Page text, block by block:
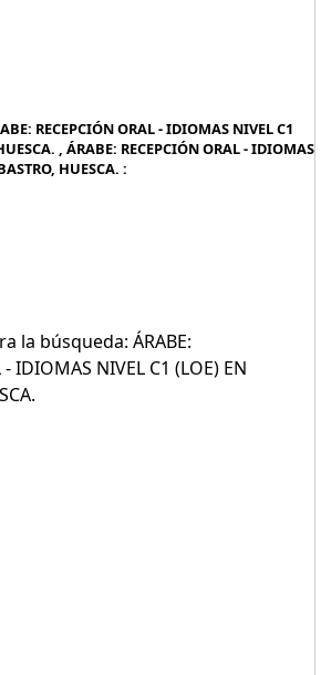
RECEPCIÓN ORAL - IDIOMAS NIVEL C1
, ÁRABE: RECEPCIÓN ORAL - IDIOMAS
HUESCA. :
la búsqueda: ÁRABE:
- IDIOMAS NIVEL C1 (LOE) EN